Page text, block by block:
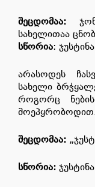
შეცდომაა:
სახელითაა
სწორია:
არასოდეს
სახელი
როგორც
შეცდომაა:
სწორია: